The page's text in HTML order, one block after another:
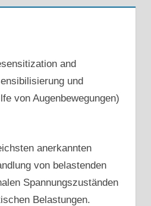
and
und
von Augenbewegungen)
anerkannten
von belastenden
Spannungszuständen
Belastungen.